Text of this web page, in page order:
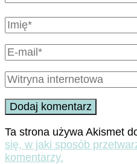
Ta strona używa Akismet
się, w jaki sposób
komentarzy.